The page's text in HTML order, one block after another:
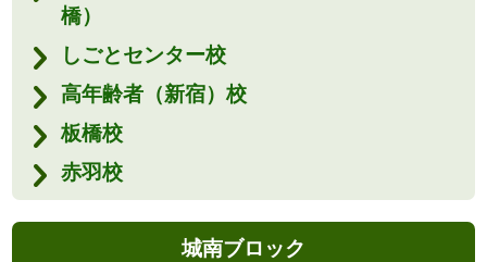
橋）
しごとセンター校
高年齢者（新宿）校
板橋校
赤羽校
城南ブロック